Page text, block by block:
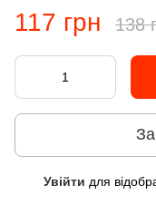
117 грн 138
Увійти для